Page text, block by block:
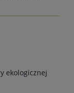
ekologicznej